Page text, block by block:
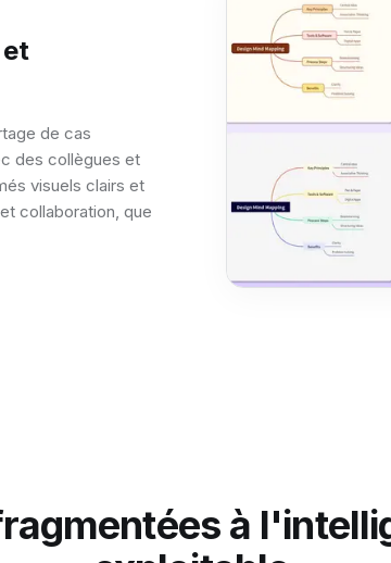
de cas
des collègues et
visuels clairs et
collaboration, que
à